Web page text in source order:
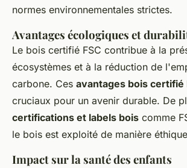
normes environnementales strictes.
Avantages écologiques et
Le bois certifié FSC contribue à la
écosystèmes et à la réduction de
carbone. Ces avantages bois certifié
cruciaux pour un avenir durable. De
certifications et labels bois comme
le bois est exploité de manière
Impact sur la santé des enfants